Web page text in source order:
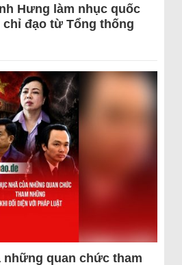
Hưng làm nhục quốc
đạo từ Tổng thống
những quan chức tham